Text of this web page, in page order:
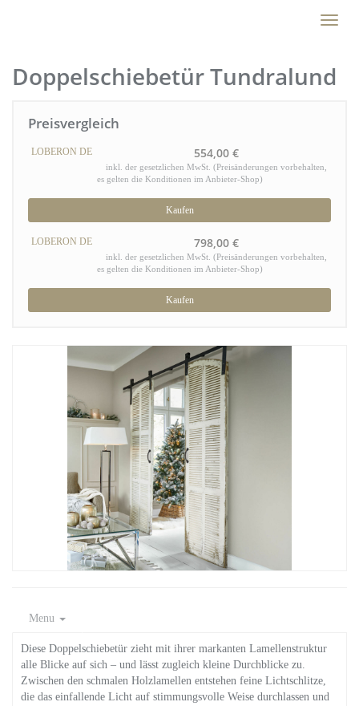
Toggle
Doppelschiebetür Tundralund
Preisvergleich
LOBERON DE 554,00 €
inkl. der gesetzlichen MwSt. (Preisänderungen vorbehalten,
es gelten die Konditionen im Anbieter-Shop)
Kaufen
LOBERON DE 798,00 €
inkl. der gesetzlichen MwSt. (Preisänderungen vorbehalten,
es gelten die Konditionen im Anbieter-Shop)
Kaufen
Menu
Diese Doppelschiebetür zieht mit ihrer markanten Lamellenstruktur
alle Blicke auf sich – und lässt zugleich kleine Durchblicke zu.
Zwischen den schmalen Holzlamellen entstehen feine Lichtschlitze,
die das einfallende Licht auf stimmungsvolle Weise durchlassen und